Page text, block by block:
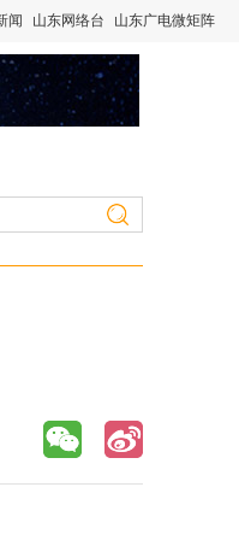
闻 山东网络台 山东广电微矩阵